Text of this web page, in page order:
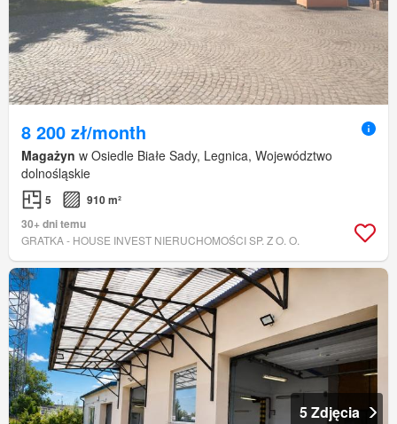
8 200 zł/month
Magażyn w Osiedle Białe Sady, Legnica, Województwo
dolnośląskie
5
910 m²
30+ dni temu
GRATKA - HOUSE INVEST NIERUCHOMOŚCI SP. Z O. O.
5 Zdjęcia